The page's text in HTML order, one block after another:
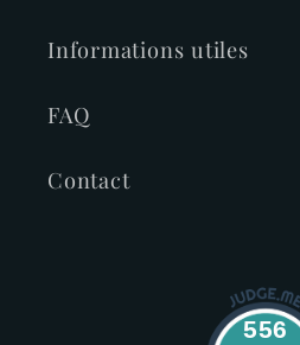
Informations utiles
FAQ
Contact
556